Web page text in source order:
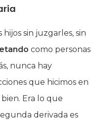
sin juzgarles, sin
como personas
nunca hay
que hicimos en
Era lo que
derivada es